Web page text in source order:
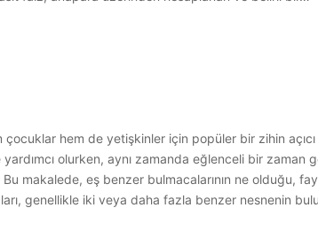
hem de yetişkinler için popüler bir zihin
olurken, aynı zamanda eğlenceli bir zaman
makalede, eş benzer bulmacalarının ne olduğu,
genellikle iki veya daha fazla benzer nesnenin